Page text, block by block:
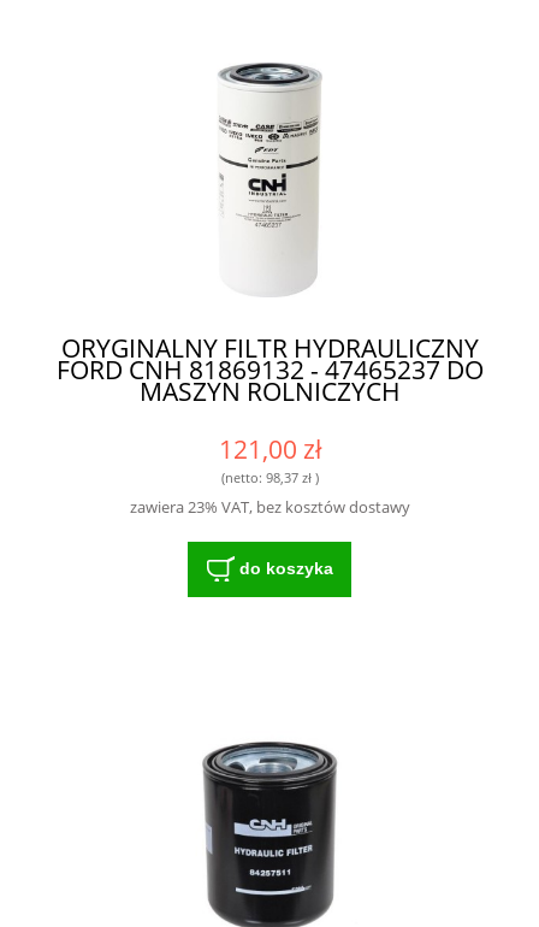
ORYGINALNY FILTR HYDRAULICZNY
FORD CNH 81869132 - 47465237 DO
MASZYN ROLNICZYCH
121,00 zł
(netto: 98,37 zł)
zawiera 23% VAT, bez kosztów dostawy
do koszyka